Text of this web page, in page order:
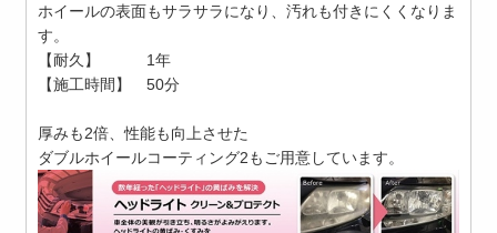
ホイールの表面もサラサラになり、汚れも付きにくくなりま
す。
【耐久】 1年
【施工時間】 50分
厚みも2倍、性能も向上させた
ダブルホイールコーティング2もご用意しています。